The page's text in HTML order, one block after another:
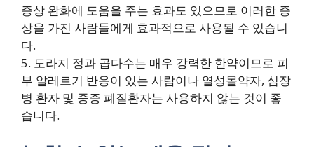
증상 완화에 도움을 주는 효과도 있으므로 이러한 증
상을 가진 사람들에게 효과적으로 사용될 수 있습니
다.
5. 도라지 정과 곱다수는 매우 강력한 한약이므로 피
부 알레르기 반응이 있는 사람이나 열성몰약자, 심장
병 환자 및 중증 폐질환자는 사용하지 않는 것이 좋
습니다.